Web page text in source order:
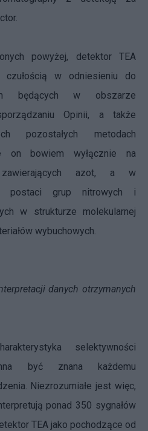
powyżej, detektor TEA
w odniesieniu do
będących w obszarze
Opinii, a także
pozostałych metodach
on bowiem wyłącznie na
azot, a w
postaci grup nitrowych i
w strukturze molekularnej
wybuchowych.
danych otrzymanych
selektywności
być znana każdemu
. Niezrozumiałe jest więc,
ponad 350 sygnałów
TEA jako pochodzące od